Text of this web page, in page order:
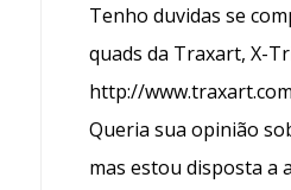
Tenho duvidas se
quads da Traxart, X-
http://
Queria sua opinião
mas estou disposta a